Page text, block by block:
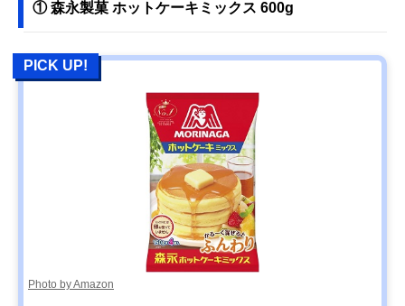
① 森永製菓 ホットケーキミックス 600g
PICK UP!
Photo by Amazon